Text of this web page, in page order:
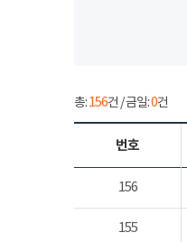
총:156건 / 금일:0건
번호
156
155